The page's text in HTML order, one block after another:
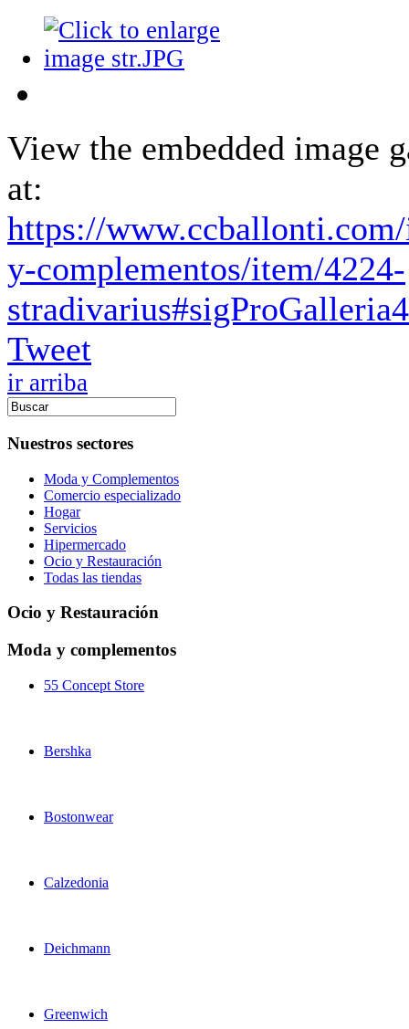
View the embedded image
at:
https://
y-complementos/item/4224-
Tweet
ir arriba
Nuestros sectores
Moda y Complementos
Comercio especializado
Hogar
Servicios
Hipermercado
Ocio y Restauración
Todas las tiendas
Ocio y Restauración
Moda y complementos
55 Concept Store
Bershka
Bostonwear
Calzedonia
Deichmann
Greenwich